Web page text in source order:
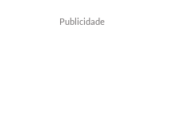
Publicidade